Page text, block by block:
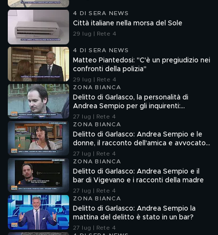
4 DI SERA NEWS
Città italiane nella morsa del Sole
29 lug | Rete 4
4 DI SERA NEWS
Matteo Piantedosi: "C'è un pregiudizio nei
confronti della polizia"
29 lug | Rete 4
ZONA BIANCA
Delitto di Garlasco, la personalità di
Andrea Sempio per gli inquirenti:
"Ossessionato e bugiardo"
27 lug | Rete 4
ZONA BIANCA
Delitto di Garlasco: Andrea Sempio e le
donne, il racconto dell'amica e avvocato
Angela Taccia
27 lug | Rete 4
ZONA BIANCA
Delitto di Garlasco: Andrea Sempio e il
bar di Vigevano e i racconti della madre
27 lug | Rete 4
ZONA BIANCA
Delitto di Garlasco: Andrea Sempio la
mattina del delitto è stato in un bar?
27 lug | Rete 4